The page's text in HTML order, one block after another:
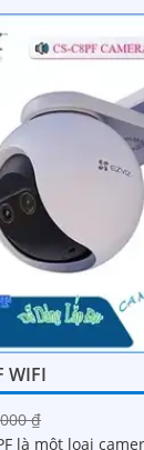
WIFI
₫
là một loại